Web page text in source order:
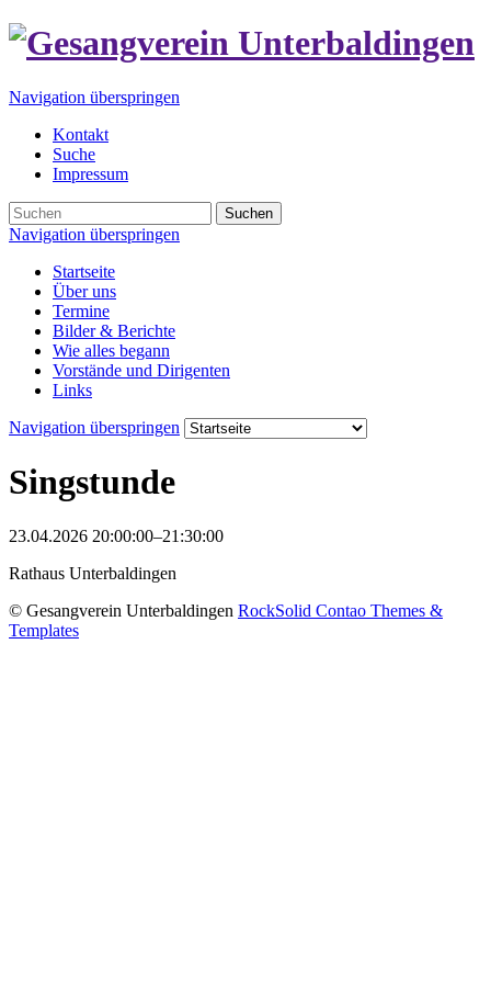
Navigation überspringen
Kontakt
Suche
Impressum
Suchen
Navigation überspringen
Startseite
Über uns
Termine
Bilder & Berichte
Wie alles begann
Vorstände und Dirigenten
Links
Navigation überspringen
Singstunde
23.04.2026 20:00:00–21:30:00
Rathaus Unterbaldingen
© Gesangverein Unterbaldingen RockSolid Contao Themes &
Templates